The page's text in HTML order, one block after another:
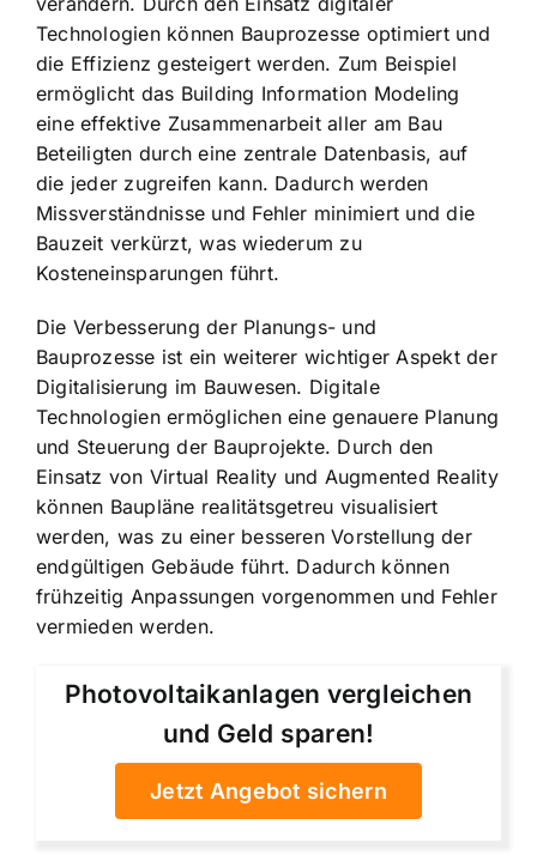
Technologien können Bauprozesse optimiert und
die Effizienz gesteigert werden. Zum Beispiel
ermöglicht das Building Information Modeling
eine effektive Zusammenarbeit aller am Bau
Beteiligten durch eine zentrale Datenbasis, auf
die jeder zugreifen kann. Dadurch werden
Missverständnisse und Fehler minimiert und die
Bauzeit verkürzt, was wiederum zu
Kosteneinsparungen führt.
Die Verbesserung der Planungs- und
Bauprozesse ist ein weiterer wichtiger Aspekt der
Digitalisierung im Bauwesen. Digitale
Technologien ermöglichen eine genauere Planung
und Steuerung der Bauprojekte. Durch den
Einsatz von Virtual Reality und Augmented Reality
können Baupläne realitätsgetreu visualisiert
werden, was zu einer besseren Vorstellung der
endgültigen Gebäude führt. Dadurch können
frühzeitig Anpassungen vorgenommen und Fehler
vermieden werden.
Photovoltaikanlagen vergleichen
und Geld sparen!
Jetzt Angebot sichern